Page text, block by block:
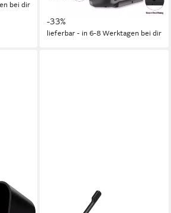
bei dir UVP59,99 €
-33%
lieferbar - in 6-8 Werktagen bei dir